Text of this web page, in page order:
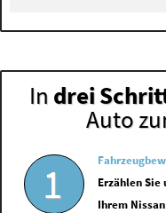
In drei
Auto
1
Erzählen
Ihrem